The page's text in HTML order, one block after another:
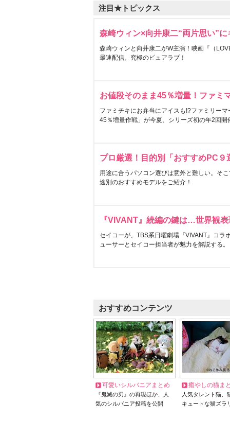
注目★トピックス
森崎ウィン×向井康二“両片思い”
森崎ウィンと向井康二がW主演！映画『（
最速配信。究極のピュアラブ！
お値段そのまま45％増量！ファミ
ファミチキにお弁当にアイスも!?ファミリー
45％増量作戦」が今夏、シリーズ初の年2回開
プロ厳選！目的別「おすすめPC９
用途に合うパソコン選びは意外と難しい。そ
途別のおすすめモデルをご紹介！
『VIVANT』続編の鍵は…世界観
セイコーが、TBS系日曜劇場『VIVANT』コラ
ューサーとセイコー担当者が魅力を解説する。
おすすめコンテンツ
可愛いシルバニアまとめ
『鬼滅の刃』の再現ほか、人
気のシルバニア投稿を公開
癒やしの猫ま
人気タレント猫
キュートな猫ズラ